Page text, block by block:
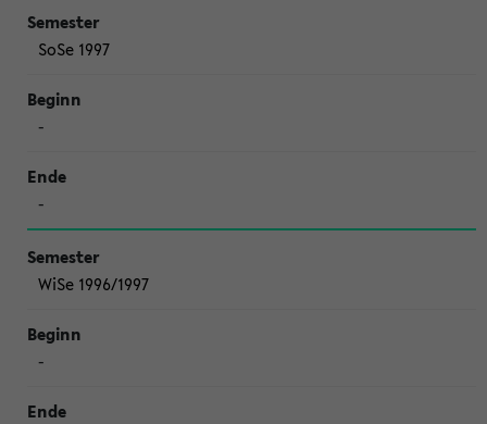
SoSe 1997
-
-
WiSe 1996/1997
-